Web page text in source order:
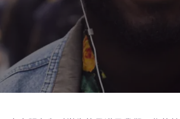
账户
English (US)
选择一个国家
选择一个城市
Italian
Portuguese